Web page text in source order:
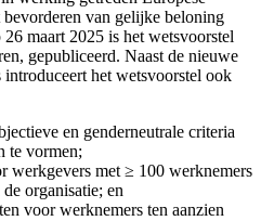
van gelijke beloning
maart 2025 is het wetsvoorstel
gepubliceerd. Naast de nieuwe
het wetsvoorstel ook
en genderneutrale criteria
te vormen;
werkgevers met ≥ 100 werknemers
organisatie; en
voor werknemers ten aanzien